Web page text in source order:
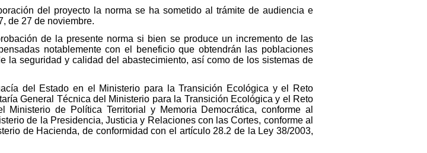
del proyecto la norma se ha sometido al trámite de audiencia e
de 27 de noviembre.
de la presente norma si bien se produce un incremento de las
notablemente con el beneficio que obtendrán las poblaciones
la seguridad y calidad del abastecimiento, así como de los sistemas de
del Estado en el Ministerio para la Transición Ecológica y el Reto
General Técnica del Ministerio para la Transición Ecológica y el Reto
de Política Territorial y Memoria Democrática, conforme al
de la Presidencia, Justicia y Relaciones con las Cortes, conforme al
de Hacienda, de conformidad con el artículo 28.2 de la Ley 38/2003,